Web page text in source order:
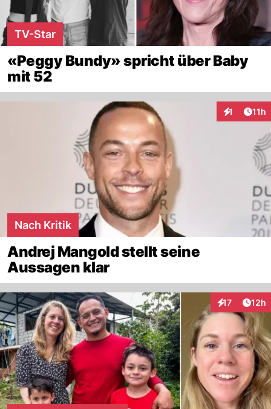
TV-Star
«Peggy Bundy» spricht über Baby
mit 52
1 11h
Nach Kritik
Andrej Mangold stellt seine
Aussagen klar
17
Interaktionen
12h